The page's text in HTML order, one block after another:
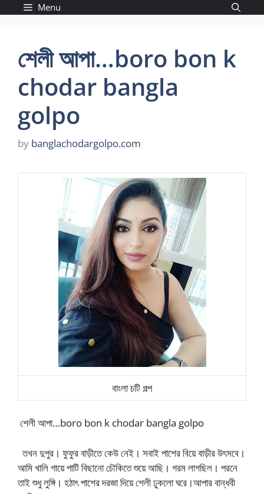
Menu
শেলী আপা…boro bon k
chodar bangla
golpo
by banglachodargolpo.com
বাংলা চটি গল্প
শেলী আপা…boro bon k chodar bangla golpo
তখন দুপুর। ফুফুর বাড়ীতে কেউ নেই। সবাই পাশের বিয়ে বাড়ীর উৎসবে।
আমি খালি গায়ে পাটি বিছানো চৌকিতে শুয়ে আছি। গরম লাগছিল। পরনে
তাই শুধু লুঙ্গি। হঠাৎ পাশের দরজা দিয়ে শেলী ঢুকলো ঘরে।আপার বান্ধবী